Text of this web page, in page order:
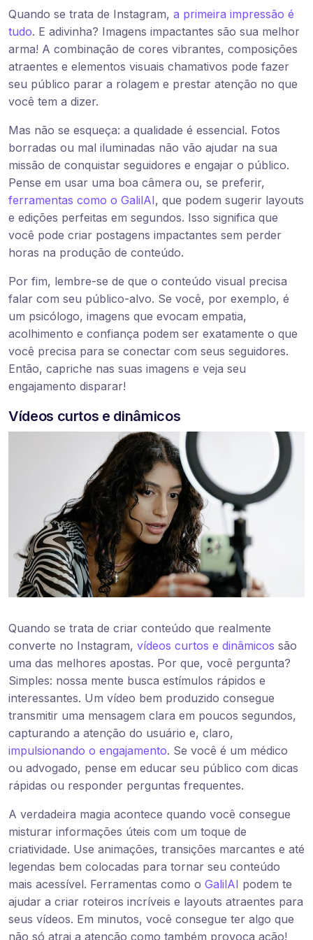
Quando se trata de Instagram, a primeira impressão é
tudo. E adivinha? Imagens impactantes são sua melhor
arma! A combinação de cores vibrantes, composições
atraentes e elementos visuais chamativos pode fazer
seu público parar a rolagem e prestar atenção no que
você tem a dizer.
Mas não se esqueça: a qualidade é essencial. Fotos
borradas ou mal iluminadas não vão ajudar na sua
missão de conquistar seguidores e engajar o público.
Pense em usar uma boa câmera ou, se preferir,
ferramentas como o GalilAI, que podem sugerir layouts
e edições perfeitas em segundos. Isso significa que
você pode criar postagens impactantes sem perder
horas na produção de conteúdo.
Por fim, lembre-se de que o conteúdo visual precisa
falar com seu público-alvo. Se você, por exemplo, é
um psicólogo, imagens que evocam empatia,
acolhimento e confiança podem ser exatamente o que
você precisa para se conectar com seus seguidores.
Então, capriche nas suas imagens e veja seu
engajamento disparar!
Vídeos curtos e dinâmicos
Quando se trata de criar conteúdo que realmente
converte no Instagram, vídeos curtos e dinâmicos são
uma das melhores apostas. Por que, você pergunta?
Simples: nossa mente busca estímulos rápidos e
interessantes. Um vídeo bem produzido consegue
transmitir uma mensagem clara em poucos segundos,
capturando a atenção do usuário e, claro,
impulsionando o engajamento. Se você é um médico
ou advogado, pense em educar seu público com dicas
rápidas ou responder perguntas frequentes.
A verdadeira magia acontece quando você consegue
misturar informações úteis com um toque de
criatividade. Use animações, transições marcantes e até
legendas bem colocadas para tornar seu conteúdo
mais acessível. Ferramentas como o GalilAI podem te
ajudar a criar roteiros incríveis e layouts atraentes para
seus vídeos. Em minutos, você consegue ter algo que
não só atrai a atenção como também provoca ação!